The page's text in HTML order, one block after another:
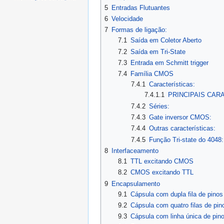
5 Entradas Flutuantes
6 Velocidade
7 Formas de ligação:
7.1 Saída em Coletor Aberto
7.2 Saída em Tri-State
7.3
Entrada em Schmitt trigger
7.4
Família CMOS
7.4.1 Características:
7.4.1.1
PRINCIPAIS
7.4.2 Séries:
7.4.3 Gate inversor CMOS:
7.4.4 Outras características:
7.4.5 Função Tri-state do 4048:
8
Interfaceamento
8.1 TTL excitando CMOS
8.2 CMOS excitando TTL
9 Encapsulamento
9.1 Cápsula com dupla fila de pinos
9.2 Cápsula com quatro filas de
9.3 Cápsula com linha única de